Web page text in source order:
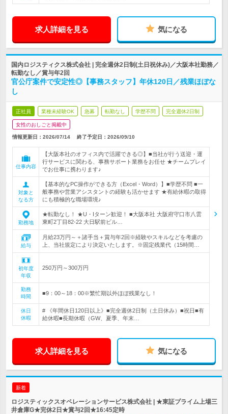
求人詳細を見る 気になる
国内ロジスティクス株式会社 | 完全週休2日制(土日祝休み)／大阪本社勤務／
転勤なし／賞与年2回
官公庁案件で安定性◎【事務スタッフ】年休120日／残業ほぼな
し
正社員 業種未経験OK 急募 転勤なし 学歴不問 完全週休2日制
女性のおしごと掲載中
情報更新日：2026/07/14 終了予定日： 2026/09/10
仕事内容
【大阪本社のオフィス内で活躍できる◎】■当社が行う送迎・運
行サービスに関わる、事務サポート業務をお任せ ★チームプレイ
でお仕事に携わります♪
対象と
なる方
【基本的なPC操作ができる方（Excel・Word）】■学歴不問 ■一
般事務や営業アシスタントの経験も活かせます ★有給休暇の取得
にも積極的な職場環境♪
勤務地
★転勤なし！ ★U・Iターン歓迎！ ■大阪本社 大阪府守口市八雲
東町2丁目82-22 大日駅前ビル…
給与
月給23万円～＋諸手当＋賞与年2回※経験やスキルなどを考慮の
上、当社規定により決定いたします。※固定残業代（15時間…
初年度
年収
250万円～300万円
勤務
時間
■9：00～18：00※繁忙期以外ほぼ残業なし！
休日
休暇
# 《年間休日120日以上》■完全週休2日制（土日休み）■祝日■有
給休暇■長期休暇（GW、夏季、年末…
求人詳細を見る 気になる
新着
ロジスティックスオペレーションサービス株式会社 | ★東証プライム上場三
井倉庫G★完休2日★賞与2回★16:45定時